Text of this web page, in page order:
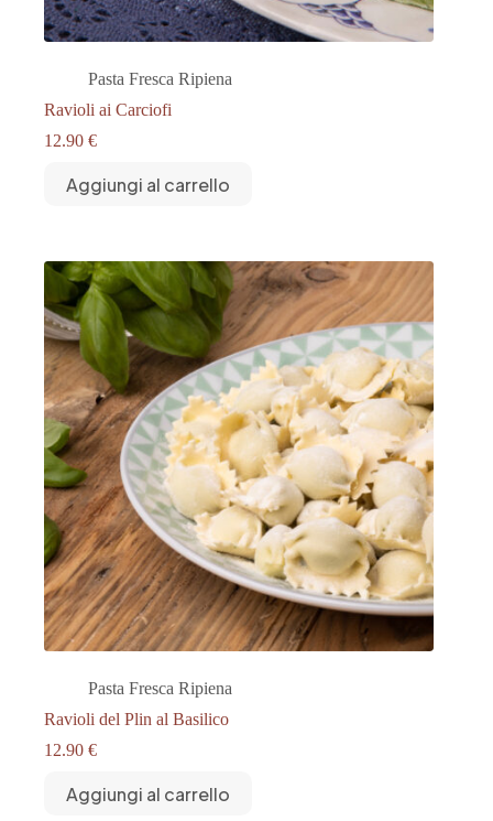
Pasta Fresca Ripiena
Ravioli ai Carciofi
12.90 €
Aggiungi al carrello
Pasta Fresca Ripiena
Ravioli del Plin al Basilico
12.90 €
Aggiungi al carrello